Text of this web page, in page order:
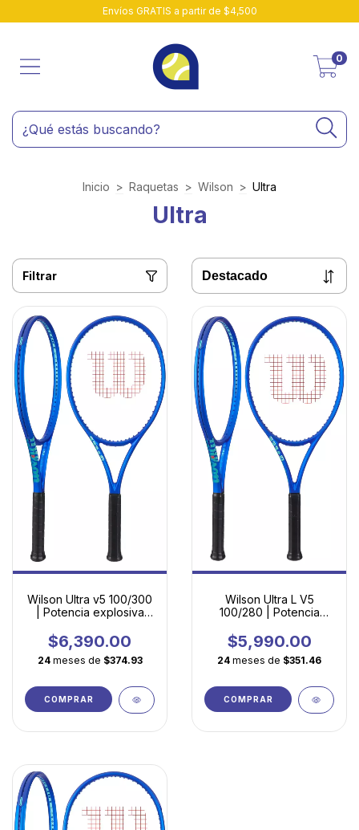
Envíos GRATIS a partir de $4,500
0
Inicio > Raquetas > Wilson > Ultra
Ultra
Filtrar
Wilson Ultra v5 100/300
| Potencia explosiva
$6,390.00
24 meses de $374.93
COMPRAR
Wilson Ultra L V5
100/280 | Potencia
brazo
$5,990.00
24 meses de $351.46
COMPRAR